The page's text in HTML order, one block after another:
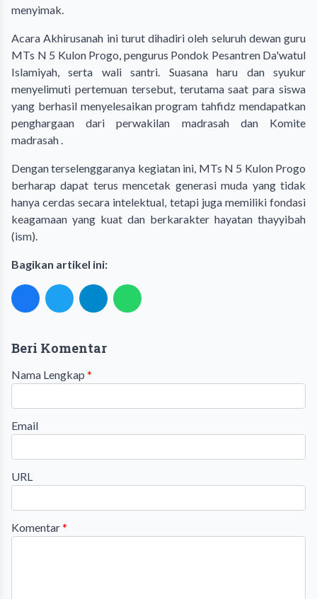
menyimak.
Acara Akhirusanah ini turut dihadiri oleh seluruh dewan guru
MTs N 5 Kulon Progo, pengurus Pondok Pesantren Da'watul
Islamiyah, serta wali santri. Suasana haru dan syukur
menyelimuti pertemuan tersebut, terutama saat para siswa
yang berhasil menyelesaikan program tahfidz mendapatkan
penghargaan dari perwakilan madrasah dan Komite
madrasah .
Dengan terselenggaranya kegiatan ini, MTs N 5 Kulon Progo
berharap dapat terus mencetak generasi muda yang tidak
hanya cerdas secara intelektual, tetapi juga memiliki fondasi
keagamaan yang kuat dan berkarakter hayatan thayyibah
(ism).
Bagikan artikel ini:
Beri Komentar
Nama Lengkap *
Email
URL
Komentar*